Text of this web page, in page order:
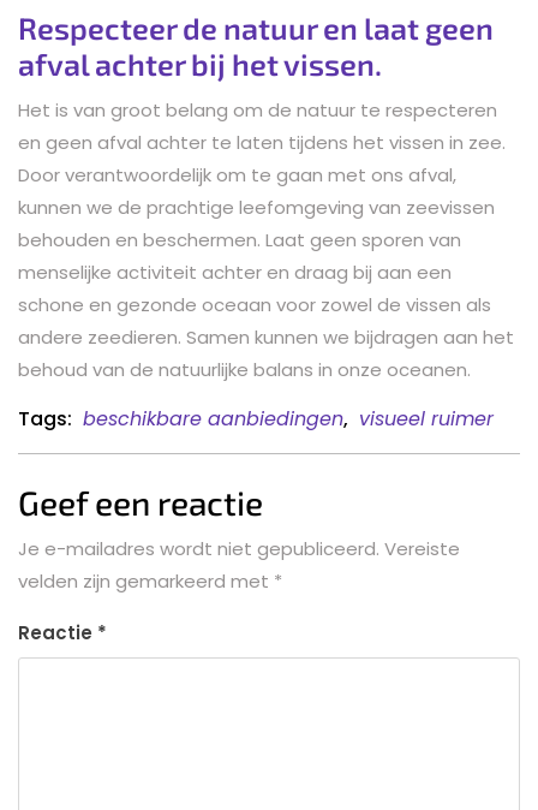
Respecteer de natuur en laat geen
afval achter bij het vissen.
Het is van groot belang om de natuur te respecteren
en geen afval achter te laten tijdens het vissen in zee.
Door verantwoordelijk om te gaan met ons afval,
kunnen we de prachtige leefomgeving van zeevissen
behouden en beschermen. Laat geen sporen van
menselijke activiteit achter en draag bij aan een
schone en gezonde oceaan voor zowel de vissen als
andere zeedieren. Samen kunnen we bijdragen aan het
behoud van de natuurlijke balans in onze oceanen.
Tags: beschikbare aanbiedingen, visueel ruimer
Geef een reactie
Je e-mailadres wordt niet gepubliceerd. Vereiste
velden zijn gemarkeerd met *
Reactie *